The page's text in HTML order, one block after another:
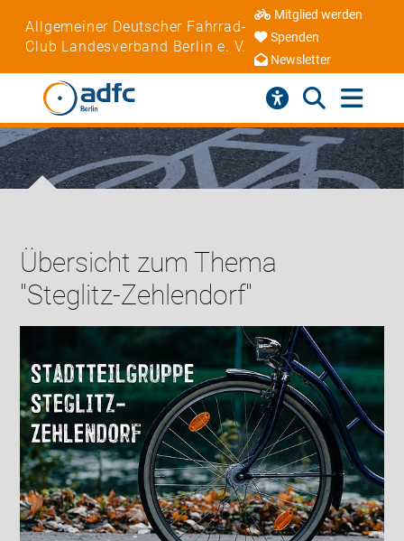
Allgemeiner Deutscher Fahrrad-
Club Landesverband Berlin e. V.
Mitglied werden
Spenden
Newsletter
Übersicht zum Thema
"Steglitz-Zehlendorf"